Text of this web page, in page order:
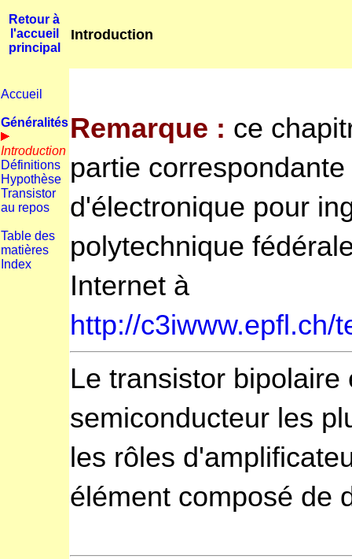
Retour à
l'accueil
principal
Introduction
Accueil
Généralités
Introduction
Définitions
Hypothèse
Transistor
au repos
Table des
matières
Index
Remarque : ce
partie
d'électronique pour
polytechnique
Internet à
http://c3iwww.epfl.ch/
Le transistor
semiconducteur les
les rôles
élément composé de